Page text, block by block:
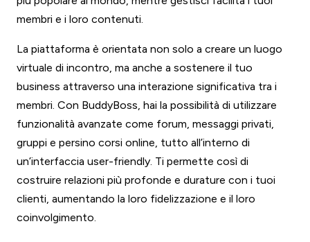
membri e i loro contenuti.
La piattaforma è orientata non solo a creare un luogo
virtuale di incontro, ma anche a sostenere il tuo
business attraverso una interazione significativa tra i
membri. Con BuddyBoss, hai la possibilità di utilizzare
funzionalità avanzate come forum, messaggi privati,
gruppi e persino corsi online, tutto all’interno di
un’interfaccia user-friendly. Ti permette così di
costruire relazioni più profonde e durature con i tuoi
clienti, aumentando la loro fidelizzazione e il loro
coinvolgimento.